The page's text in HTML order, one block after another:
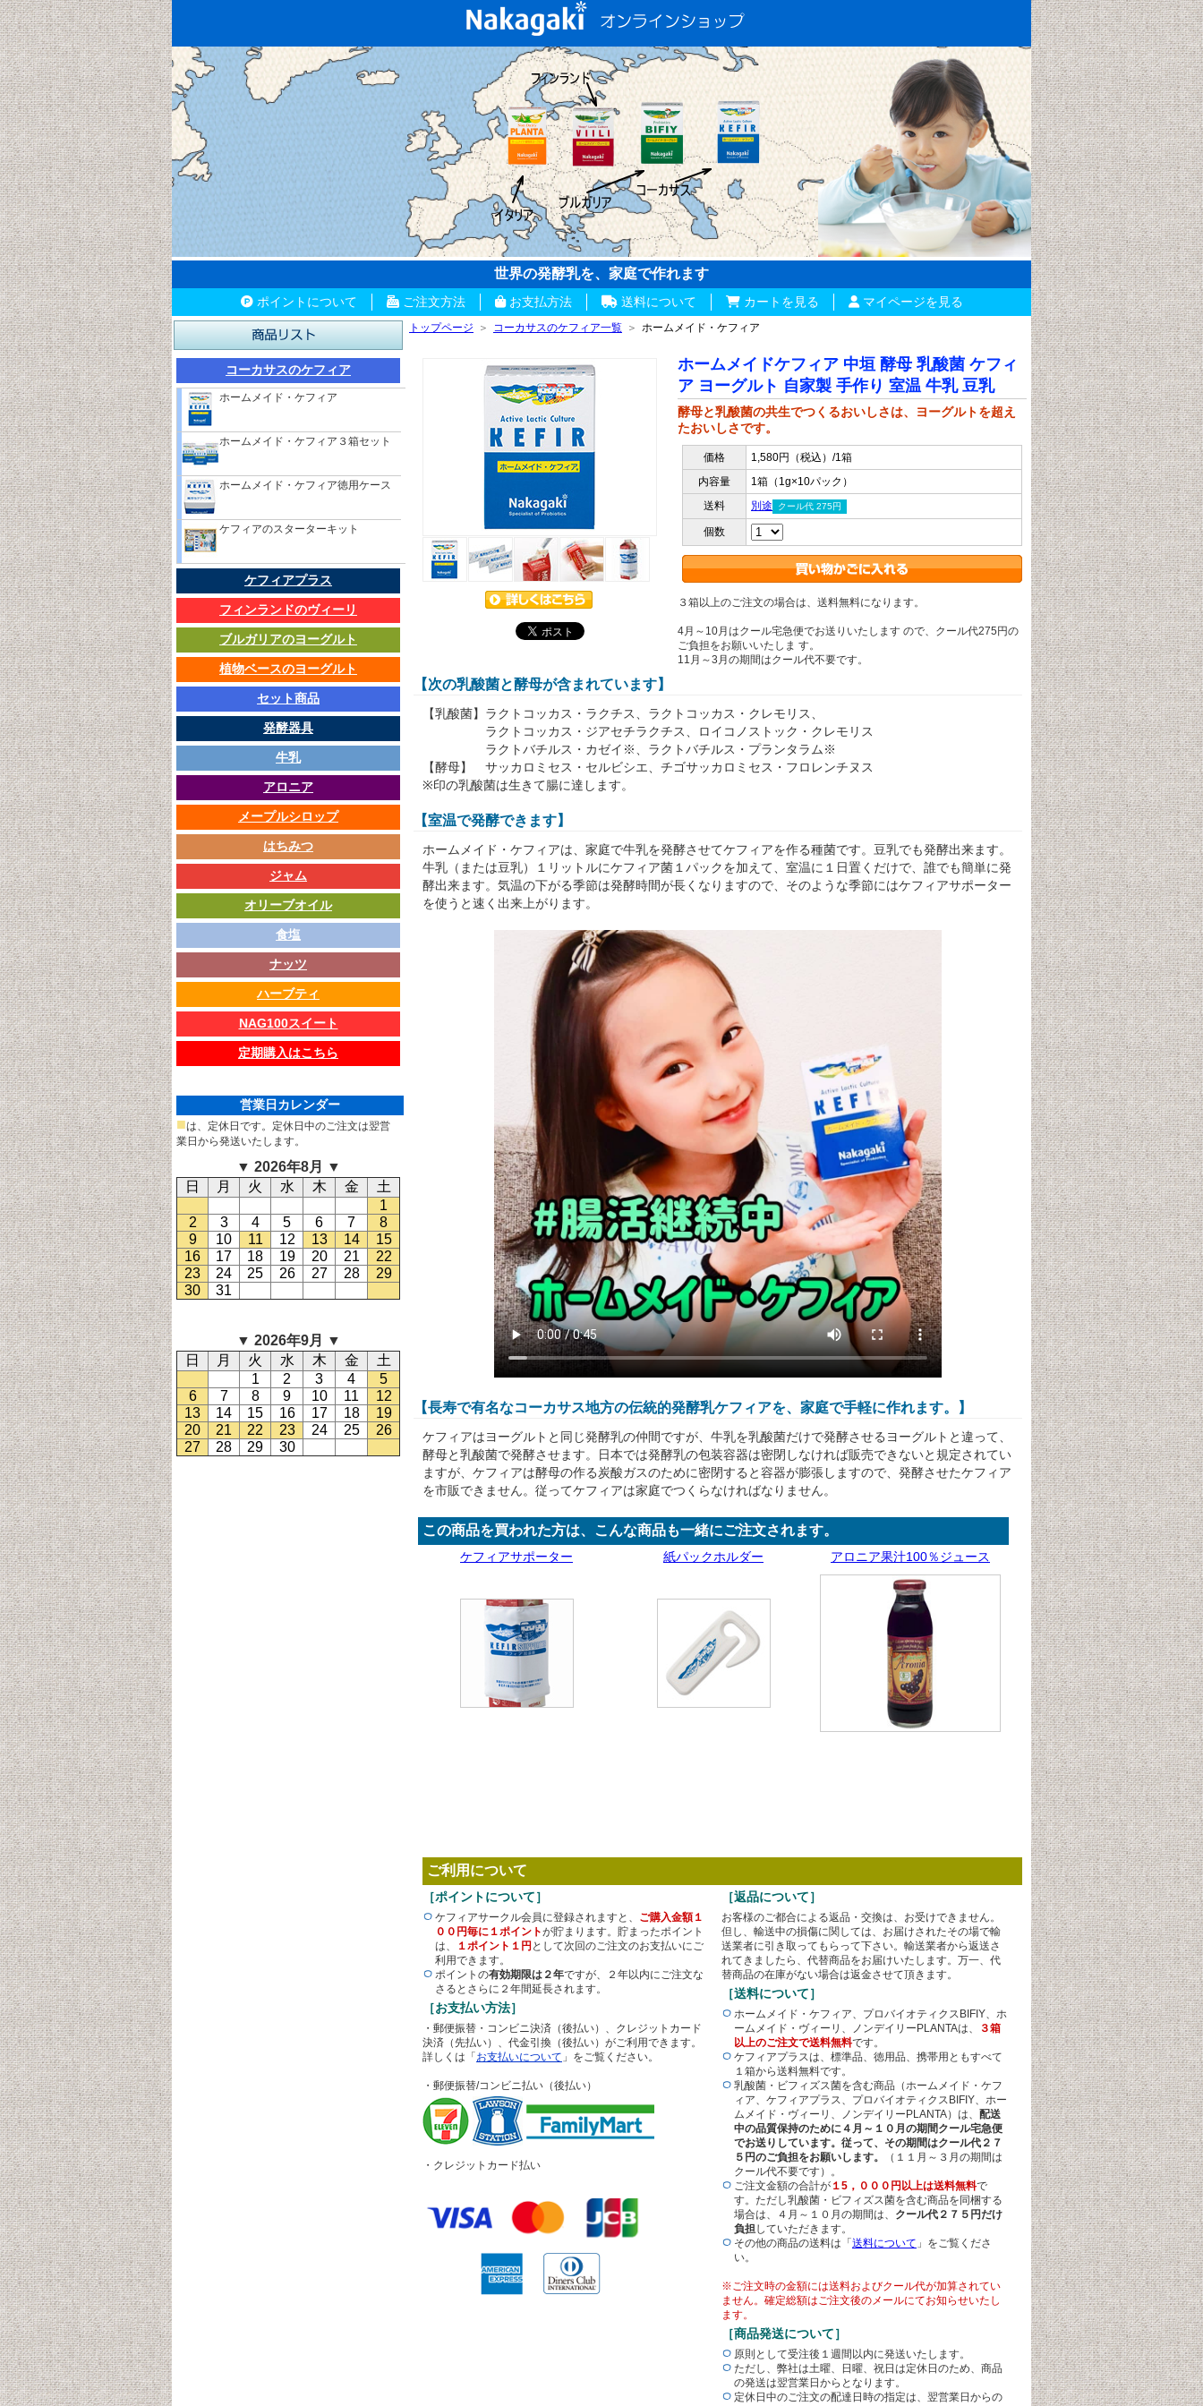
世界の発酵乳を、家庭で作れます
ポイントについて ご注文方法 お支払方法 送料について カートを見る マイページを見る
コーカサスのケフィア
ホームメイド・ケフィア
ホームメイド・ケフィア３箱セット
ホームメイド・ケフィア徳用ケース
ケフィアのスターターキット
ケフィアプラス
フィンランドのヴィーリ
ブルガリアのヨーグルト
植物ベースのヨーグルト
セット商品
発酵器具
牛乳
アロニア
メープルシロップ
はちみつ
ジャム
オリーブオイル
食塩
ナッツ
ハーブティ
NAG100スイート
定期購入はこちら
営業日カレンダー
■は、定休日です。定休日中のご注文は翌営
業日から発送いたします。
▼ 2026年8月 ▼
日
月 火 水 木 金
土
1
2
3 4 5 6 7
8
9
10 11 12 13 14
15
16
17 18 19 20 21
22
23
24 25 26 27 28
29
30
31
▼ 2026年9月 ▼
日
月 火 水 木 金
土
1
2 3 4
5
6
7 8 9 10 11
12
13
14 15 16 17 18
19
20
21 22 23 24 25
26
27
28 29 30
トップページ ＞ コーカサスのケフィア一覧 ＞ ホームメイド・ケフィア
ホームメイドケフィア 中垣 酵母 乳酸菌 ケフィ
ア ヨーグルト 自家製 手作り 室温 牛乳 豆乳
酵母と乳酸菌の共生でつくるおいしさは、ヨーグルトを超え
たおいしさです。
価格
1,580円（税込）/1箱
内容量
1箱（1g×10パック）
送料
別途 クール代 275円
個数
３箱以上のご注文の場合は、送料無料になります。
4月～10月はクール宅急便でお送りいたします ので、クール代275円の
ご負担をお願いいたしま す。
11月～3月の期間はクール代不要です。
【次の乳酸菌と酵母が含まれています】
【乳酸菌】ラクトコッカス・ラクチス、ラクトコッカス・クレモリス、
ラクトコッカス・ジアセチラクチス、ロイコノストック・クレモリス
ラクトバチルス・カゼイ※、ラクトバチルス・プランタラム※
【酵母】 サッカロミセス・セルビシエ、チゴサッカロミセス・フロレンチヌス
※印の乳酸菌は生きて腸に達します。
【室温で発酵できます】
ホームメイド・ケフィアは、家庭で牛乳を発酵させてケフィアを作る種菌です。豆乳でも発酵出来ます。
牛乳（または豆乳）１リットルにケフィア菌１パックを加えて、室温に１日置くだけで、誰でも簡単に発
酵出来ます。気温の下がる季節は発酵時間が長くなりますので、そのような季節にはケフィアサポーター
を使うと速く出来上がります。
【長寿で有名なコーカサス地方の伝統的発酵乳ケフィアを、家庭で手軽に作れます。】
ケフィアはヨーグルトと同じ発酵乳の仲間ですが、牛乳を乳酸菌だけで発酵させるヨーグルトと違って、
酵母と乳酸菌で発酵させます。日本では発酵乳の包装容器は密閉しなければ販売できないと規定されてい
ますが、ケフィアは酵母の作る炭酸ガスのために密閉すると容器が膨張しますので、発酵させたケフィア
を市販できません。従ってケフィアは家庭でつくらなければなりません。
この商品を買われた方は、こんな商品も一緒にご注文されます。
ケフィアサポーター 紙パックホルダー アロニア果汁100％ジュース
ご利用について
［ポイントについて］
ケフィアサークル会員に登録されますと、 ご購入金額１
００円毎に１ポイントが貯まります。貯まったポイント
は、
１ポイント１円 として次回のご注文のお支払いにご
利用できます。
ポイントの有効期限は２年ですが、２年以内にご注文な
さるとさらに２年間延長されます。
［お支払い方法］
・郵便振替・コンビニ決済（後払い）、クレジットカード
決済（先払い）、代金引換（後払い）がご利用できます。
詳しくは「 お支払いについて 」をご覧ください。
・郵便振替/コンビニ払い（後払い）
・クレジットカード払い
［返品について］
お客様のご都合による返品・交換は、お受けできません。
但し、輸送中の損傷に関しては、お届けされたその場で輸
送業者に引き取ってもらって下さい。輸送業者から返送さ
れてきましたら、代替商品をお届けいたします。万一、代
替商品の在庫がない場合は返金させて頂きます。
［送料について］
ホームメイド・ケフィア、プロバイオティクスBIFIY、ホ
ームメイド・ヴィーリ、ノンデイリーPLANTAは、
３箱
以上のご注文で送料無料です。
ケフィアプラスは、標準品、徳用品、携帯用ともすべて
１箱から送料無料です。
乳酸菌・ビフィズス菌を含む商品（ホームメイド・ケフ
ィア、ケフィアプラス、プロバイオティクスBIFIY、ホー
ムメイド・ヴィーリ、ノンデイリーPLANTA）は、 配送
中の品質保持のために４月～１０月の期間クール宅急便
でお送りしています。従って、その期間はクール代２７
５円のご負担をお願いします。
（１１月～３月の期間は
クール代不要です）。
ご注文金額の合計が １5，０００円以上は送料無料で
す。ただし乳酸菌・ビフィズス菌を含む商品を同梱する
場合は、４月～１０月の期間は、 クール代２７５円だけ
負担していただきます。
その他の商品の送料は「 送料について 」をご覧くださ
い。
※ご注文時の金額には送料およびクール代が加算されてい
ません。確定総額はご注文後のメールにてお知らせいたし
ます。
［商品発送について］
原則として受注後１週間以内に発送いたします。
ただし、弊社は土曜、日曜、祝日は定休日のため、商品
の発送は翌営業日からとなります。
定休日中のご注文の配達日時の指定は、翌営業日からの